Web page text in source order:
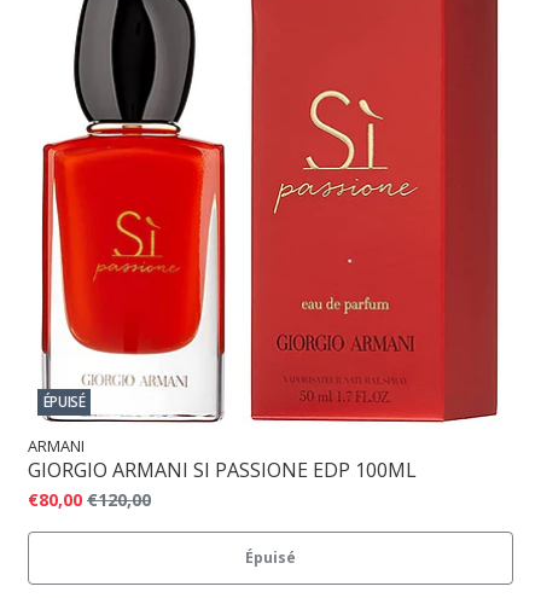
ÉPUISÉ
ARMANI
GIORGIO ARMANI SI PASSIONE EDP 100ML
€80,00 €120,00
Épuisé